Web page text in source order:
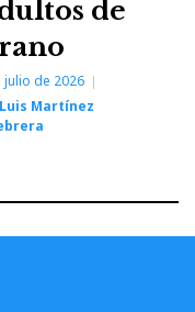
de
julio de 2026
Martínez